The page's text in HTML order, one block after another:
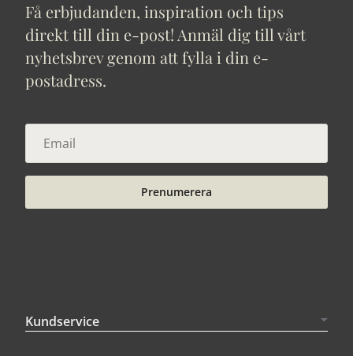
Få erbjudanden, inspiration och tips
direkt till din e-post! Anmäl dig till vårt
nyhetsbrev genom att fylla i din e-
postadress.
Prenumerera
Kundservice